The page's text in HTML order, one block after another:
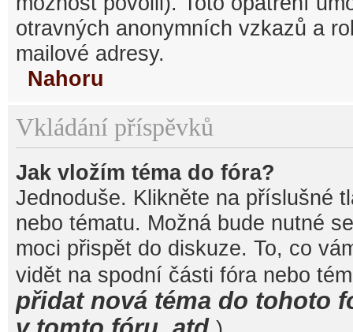
otravných anonymních vzkazů a
mailové adresy.
Nahoru
Vkládání příspěvků
Jak vložím téma do fóra?
Jednoduše. Klikněte na příslušné
nebo tématu. Možná bude nutné
moci přispět do diskuze. To, co
vidět na spodní části fóra nebo
přidat nová téma do tohoto